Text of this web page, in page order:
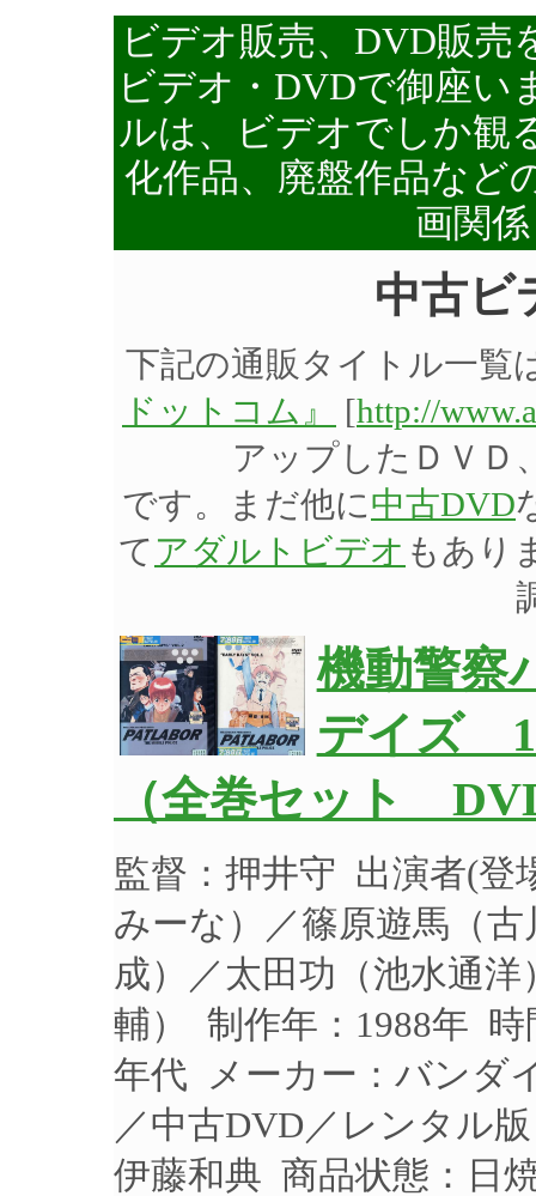
ビデオ販売、DVD販売
ビデオ・DVDで御座い
ルは、ビデオでしか観
化作品、廃盤作品など
画関
中古ビ
下記の通販タイトル一覧
ドットコム』
[http://
アップしたＤＶＤ
です。まだ他に中古DVD
て アダルトビデオ もあり
機動警察
デイズ
（全巻セット
監督：押井守 出演者(登
みーな）／篠原遊馬（
成）／太田功（池水通
輔） 制作年：1988年 時
年代 メーカー：バンダ
／中古DVD／レンタル
伊藤和典 商品状態：日